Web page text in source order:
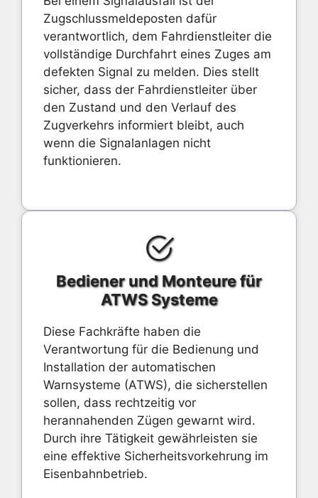
Zugschlussmeldeposten dafür
verantwortlich, dem Fahrdienstleiter die
vollständige Durchfahrt eines Zuges am
defekten Signal zu melden. Dies stellt
sicher, dass der Fahrdienstleiter über
den Zustand und den Verlauf des
Zugverkehrs informiert bleibt, auch
wenn die Signalanlagen nicht
funktionieren.
Bediener und Monteure für
ATWS Systeme
Diese Fachkräfte haben die
Verantwortung für die Bedienung und
Installation der automatischen
Warnsysteme (ATWS), die sicherstellen
sollen, dass rechtzeitig vor
herannahenden Zügen gewarnt wird.
Durch ihre Tätigkeit gewährleisten sie
eine effektive Sicherheitsvorkehrung im
Eisenbahnbetrieb.